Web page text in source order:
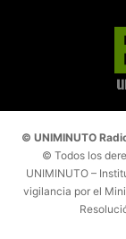
© UNIMINUTO
© Todos los
UNIMINUTO –
vigilancia por el